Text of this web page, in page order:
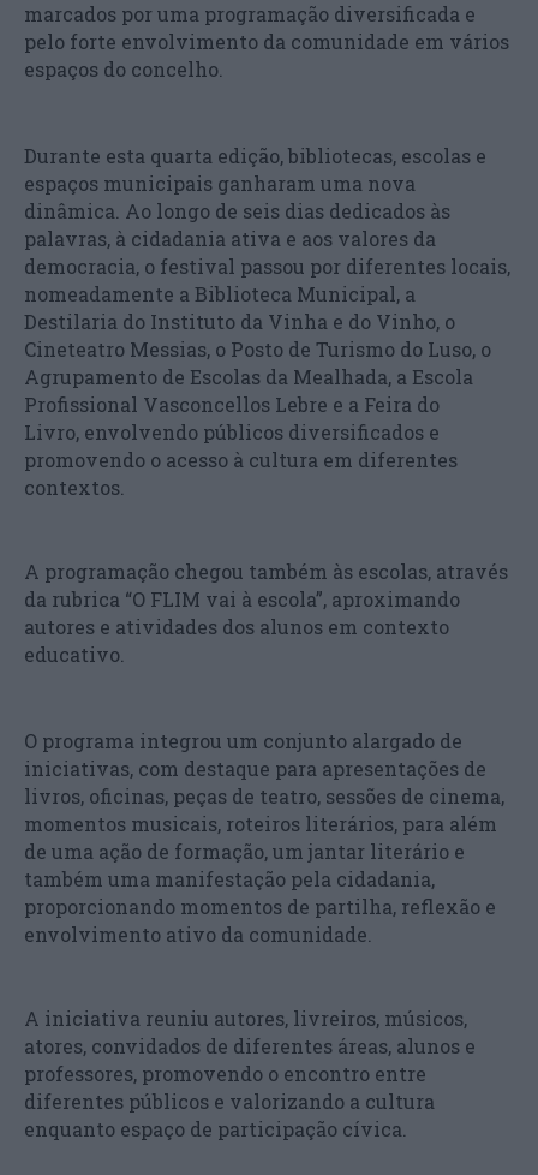
marcados por uma programação diversificada e
pelo forte envolvimento da comunidade em vários
espaços do concelho.
Durante esta quarta edição, bibliotecas, escolas e
espaços municipais ganharam uma nova
dinâmica. Ao longo de seis dias dedicados às
palavras, à cidadania ativa e aos valores da
democracia, o festival passou por diferentes locais,
nomeadamente a Biblioteca Municipal, a
Destilaria do Instituto da Vinha e do Vinho, o
Cineteatro Messias, o Posto de Turismo do Luso, o
Agrupamento de Escolas da Mealhada, a Escola
Profissional Vasconcellos Lebre e a Feira do
Livro, envolvendo públicos diversificados e
promovendo o acesso à cultura em diferentes
contextos.
A programação chegou também às escolas, através
da rubrica “O FLIM vai à escola”, aproximando
autores e atividades dos alunos em contexto
educativo.
O programa integrou um conjunto alargado de
iniciativas, com destaque para apresentações de
livros, oficinas, peças de teatro, sessões de cinema,
momentos musicais, roteiros literários, para além
de uma ação de formação, um jantar literário e
também uma manifestação pela cidadania,
proporcionando momentos de partilha, reflexão e
envolvimento ativo da comunidade.
A iniciativa reuniu autores, livreiros, músicos,
atores, convidados de diferentes áreas, alunos e
professores, promovendo o encontro entre
diferentes públicos e valorizando a cultura
enquanto espaço de participação cívica.